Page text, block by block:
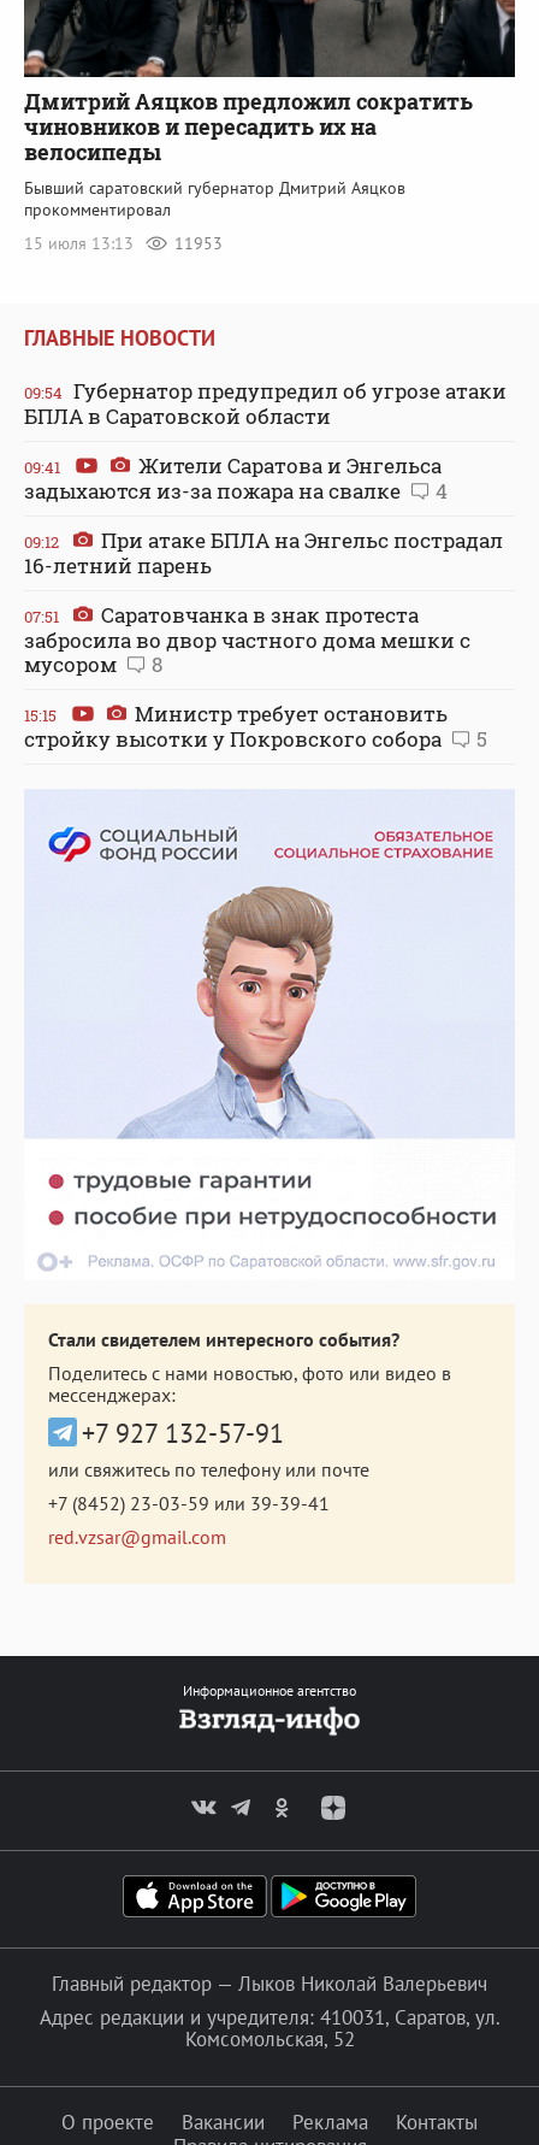
Дмитрий Аяцков предложил сократить
чиновников и пересадить их на
велосипеды
Бывший саратовский губернатор Дмитрий Аяцков
прокомментировал
15 июля 13:13
11953
ГЛАВНЫЕ НОВОСТИ
09:54 Губернатор предупредил об угрозе атаки
БПЛА в Саратовской области
09:41
Жители Саратова и Энгельса
задыхаются из-за пожара на свалке
4
09:12
При атаке БПЛА на Энгельс пострадал
16-летний парень
07:51
Саратовчанка в знак протеста
забросила во двор частного дома мешки с
мусором
8
15:15
Министр требует остановить
стройку высотки у Покровского собора
5
Стали свидетелем интересного события?
Поделитесь с нами новостью, фото или видео в
мессенджерах:
+7 927 132-57-91
или свяжитесь по телефону или почте
+7 (8452) 23-03-59 или 39-39-41
red.vzsar@gmail.com
Информационное агентство
Главный редактор — Лыков Николай Валерьевич
Адрес редакции и учредителя: 410031, Саратов, ул.
Комсомольская, 52
О проекте Вакансии Реклама
Контакты